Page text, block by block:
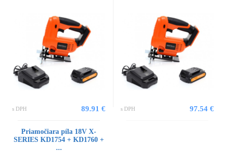
s DPH 89.91 € s DPH 97.54 €
Priamočiara píla 18V X-
SERIES KD1754 + KD1760 +
...